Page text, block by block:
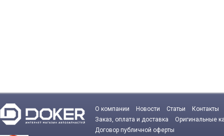
О компании Новости Статьи
Контакты
Заказ, оплата и доставка
Оригинальные
Договор публичной оферты